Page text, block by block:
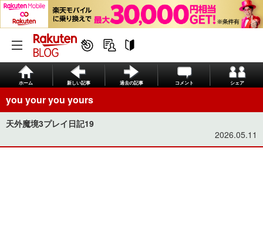
ホーム 新しい記事 過去の記事 コメント シェア
you your you yours
天外魔境3プレイ日記19
2026.05.11